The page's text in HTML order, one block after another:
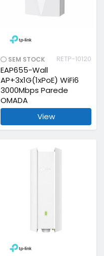
SEM STOCK RETP-10120
EAP655-Wall
AP+3x1G(1xPoE) WiFi6
3000Mbps Parede
OMADA
View